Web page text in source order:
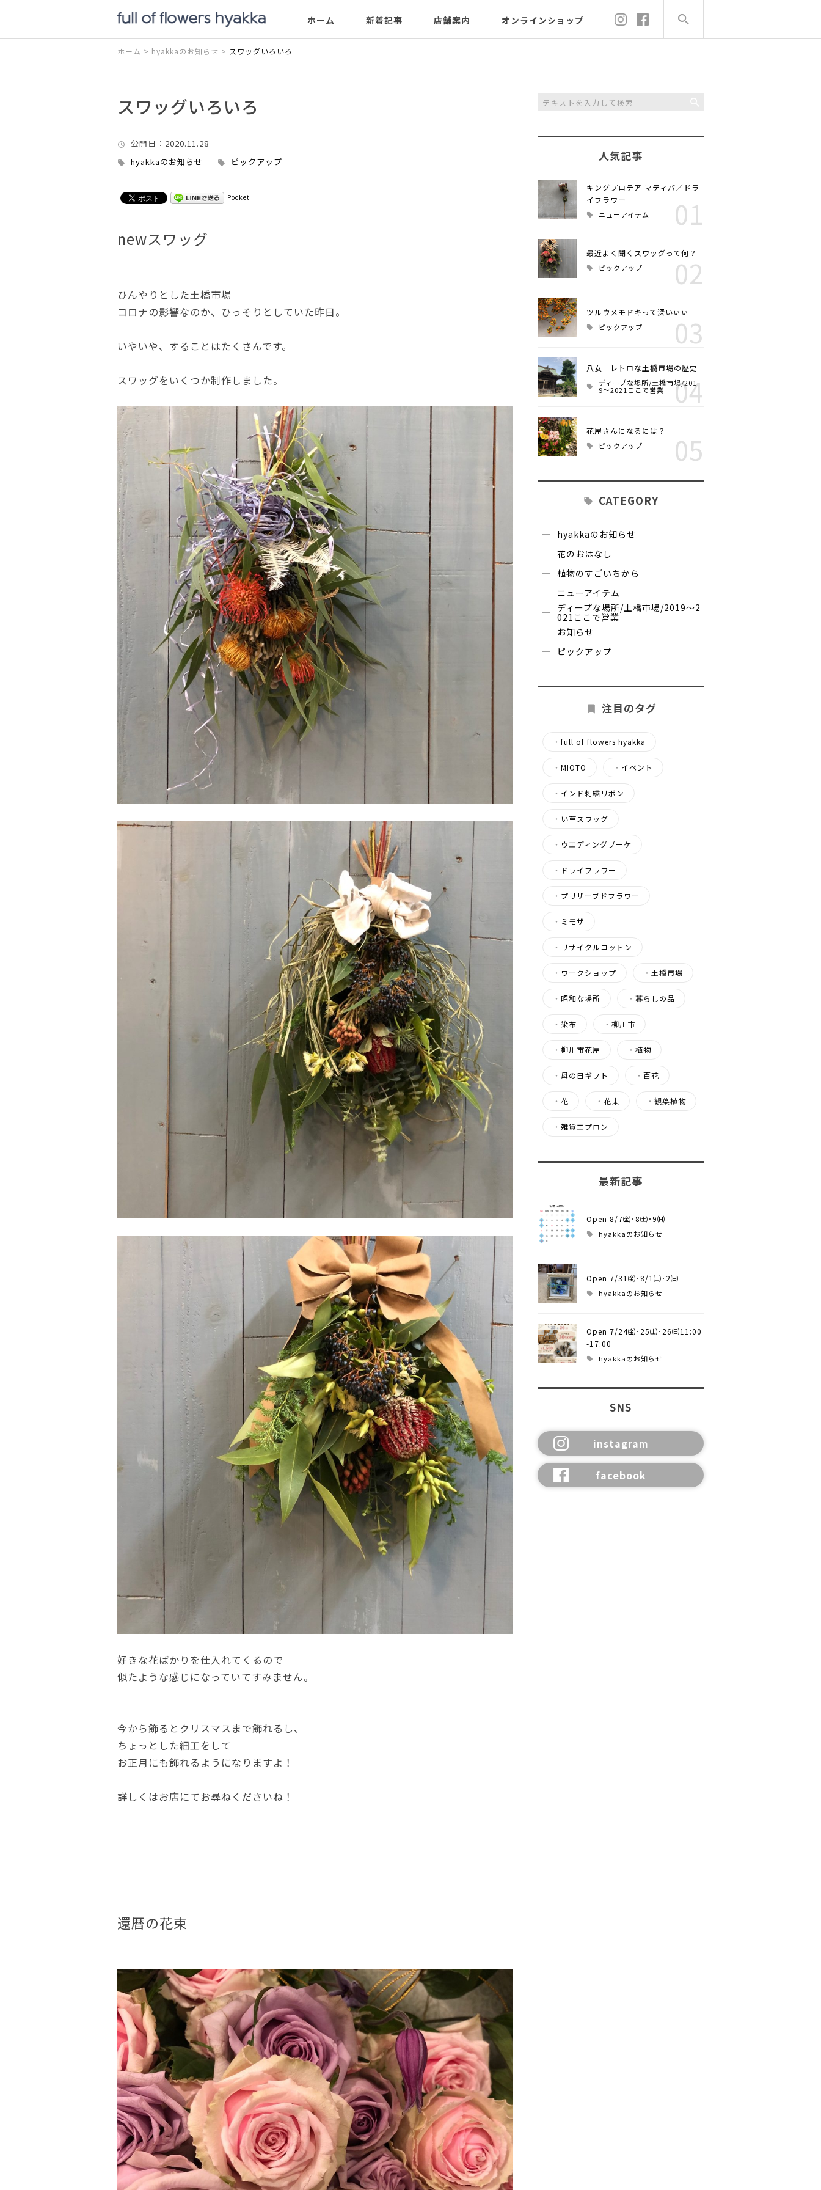
ホーム 新着記事 店舗案内 オンラインショップ
ホーム > hyakkaのお知らせ > スワッグいろいろ
スワッグいろいろ
公開日 ：2020.11.28
hyakkaのお知らせ
ピックアップ
Pocket
newスワッグ
ひんやりとした土橋市場
コロナの影響なのか、ひっそりとしていた昨日。
いやいや、することはたくさんです。
スワッグをいくつか制作しました。
好きな花ばかりを仕入れてくるので
似たような感じになっていてすみません。
今から飾るとクリスマスまで飾れるし、
ちょっとした細工をして
お正月にも飾れるようになりますよ！
詳しくはお店にてお尋ねくださいね！
還暦の花束
人気記事
キングプロテア マティバ／ドラ
イフラワー
ニューアイテム 01
最近よく聞くスワッグって何？
ピックアップ 02
ツルウメモドキって深いぃぃ
ピックアップ 03
八女 レトロな土橋市場の歴史
ディープな場所/土橋市場/201
9～2021ここで営業 04
花屋さんになるには？
ピックアップ 05
CATEGORY
hyakkaのお知らせ
花のおはなし
植物のすごいちから
ニューアイテム
ディープな場所/土橋市場/2019～2
021ここで営業
お知らせ
ピックアップ
注目のタグ
・ full of flowers hyakka
・ MIOTO ・ イベント
・ インド刺繍リボン
・ い草スワッグ
・ ウエディングブーケ
・ ドライフラワー
・ プリザーブドフラワー
・ ミモザ
・ リサイクルコットン
・ ワークショップ ・ 土橋市場
・ 昭和な場所 ・ 暮らしの品
・ 染布 ・ 柳川市
・ 柳川市花屋 ・ 植物
・ 母の日ギフト ・ 百花
・ 花 ・ 花束 ・ 観葉植物
・ 雑貨エプロン
最新記事
Open 8/7㈮･8㈯･9㈰
hyakkaのお知らせ
Open 7/31㈮･8/1㈯･2㈰
hyakkaのお知らせ
Open 7/24㈮･25㈯･26㈰11:00
-17:00
hyakkaのお知らせ
SNS
instagram
facebook